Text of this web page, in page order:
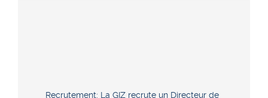
Recrutement: La GIZ recrute un Directeur de